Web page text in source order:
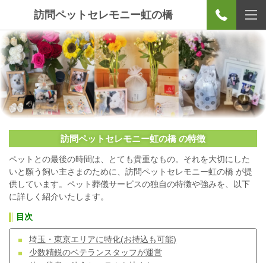
訪問ペットセレモニー虹の橋
訪問ペットセレモニー虹の橋 の特徴
ペットとの最後の時間は、とても貴重なもの。それを大切にした
いと願う飼い主さまのために、訪問ペットセレモニー虹の橋 が提
供しています。ペット葬儀サービスの独自の特徴や強みを、以下
に詳しく紹介いたします。
目次
埼玉・東京エリアに特化(お持込も可能)
少数精鋭のベテランスタッフが運営